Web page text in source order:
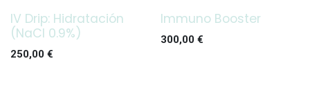
IV Drip: Hidratación
(NaCl 0.9%)
250,00 €
Immuno Booster
300,00€